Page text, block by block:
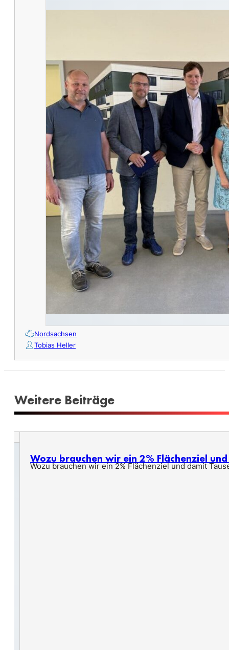
Nordsachsen
Tobias Heller
Weitere Beiträge
Wozu brauchen wir ein 2% Flächenziel
Wozu brauchen wir ein 2% Flächenziel und damit